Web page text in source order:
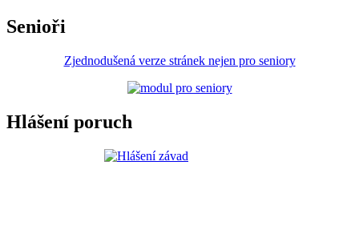
Senioři
Zjednodušená verze stránek nejen pro seniory
Hlášení poruch